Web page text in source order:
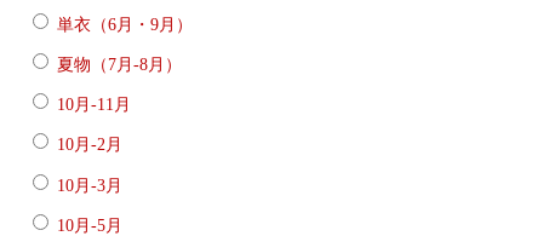
単衣（6月・9月）
夏物（7月-8月）
10月-11月
10月-2月
10月-3月
10月-5月